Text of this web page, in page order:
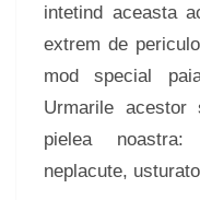
intetind aceasta
extrem de
mod special
Urmarile
pielea
neplacute,